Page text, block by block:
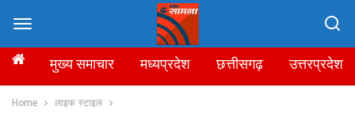
Home लाइफ स्टाइल
मुख्य समाचार मध्यप्रदेश छत्तीसगढ़ उत्तरप्रदेश